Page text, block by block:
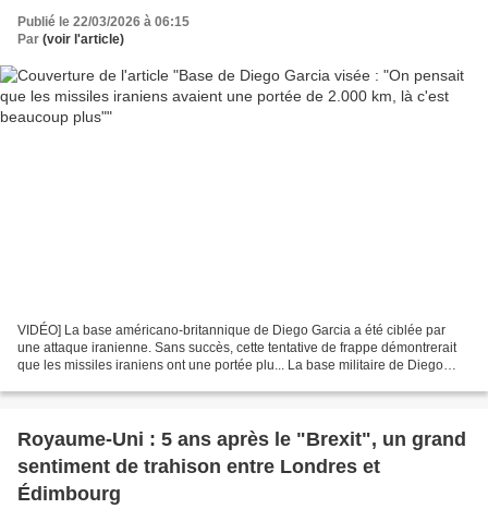
Publié le 22/03/2026 à 06:15
Par (voir l'article)
VIDÉO] La base américano-britannique de Diego Garcia a été ciblée par
une attaque iranienne. Sans succès, cette tentative de frappe démontrerait
que les missiles iraniens ont une portée plu... La base militaire de Diego
Royaume-Uni : 5 ans après le "Brexit", un grand
sentiment de trahison entre Londres et
Édimbourg